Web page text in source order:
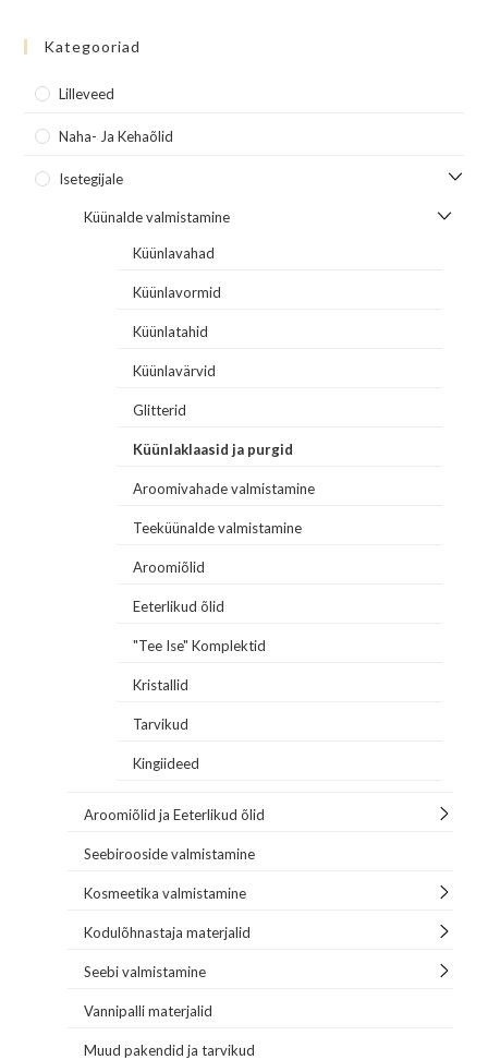
Kategooriad
Lilleveed
Naha- Ja Kehaõlid
Isetegijale
Küünalde valmistamine
Küünlavahad
Küünlavormid
Küünlatahid
Küünlavärvid
Glitterid
Küünlaklaasid ja purgid
Aroomivahade valmistamine
Teeküünalde valmistamine
Aroomiõlid
Eeterlikud õlid
"Tee Ise" Komplektid
Kristallid
Tarvikud
Kingiideed
Aroomiõlid ja Eeterlikud õlid
Seebirooside valmistamine
Kosmeetika valmistamine
Kodulõhnastaja materjalid
Seebi valmistamine
Vannipalli materjalid
Muud pakendid ja tarvikud